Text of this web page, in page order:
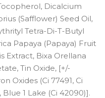
Dicalcium
(Safflower) Seed Oil,
Tetra-Di-T-Butyl
Papaya (Papaya) Fruit
Extract, Bixa Orellana
Tin Oxide, [+/-
Oxides (Ci 77491, Ci
Blue 1 Lake (Ci 42090)].